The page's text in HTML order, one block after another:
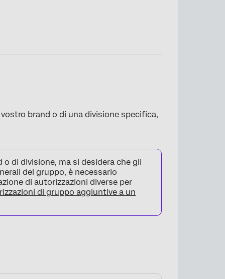
brand o di una divisione specifica,
di divisione, ma si desidera che gli
del gruppo, è necessario
di autorizzazioni diverse per
di gruppo aggiuntive a un